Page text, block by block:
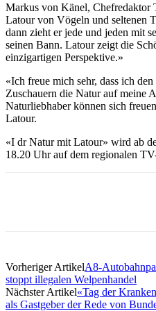
Markus von Känel, Chefredaktor
Latour von Vögeln und seltenen
dann zieht er jede und jeden mit
seinen Bann. Latour zeigt die
einzigartigen Perspektive.»
«Ich freue mich sehr, dass ich
Zuschauern die Natur auf meine
Naturliebhaber können sich
Latour.
«I dr Natur mit Latour» wird ab
18.20 Uhr auf dem regionalen
Vorheriger ArtikelA8-
stoppt illegalen Welpenhandel
Nächster Artikel«Tag der
als Gastgeber der Rede von